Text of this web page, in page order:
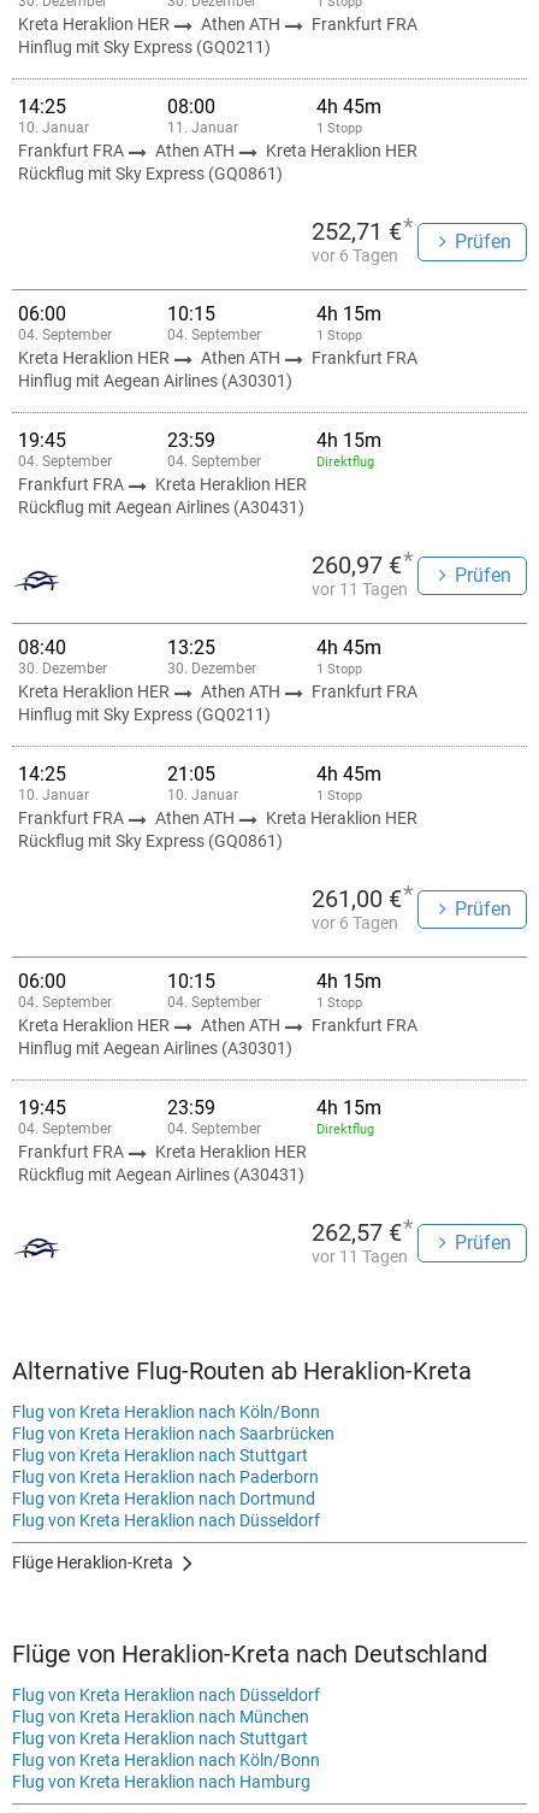
Kreta Heraklion HER Athen ATH
Frankfurt FRA
Hinflug mit Sky Express (GQ0211)
14:25
10. Januar
08:00
11. Januar
4h 45m
1 Stopp
Frankfurt FRA Athen ATH
Kreta Heraklion HER
Rückflug mit Sky Express (GQ0861)
252,71 €*
vor 6 Tagen
Prüfen
06:00
04. September
10:15
04. September
4h 15m
1 Stopp
Kreta Heraklion HER Athen ATH
Frankfurt FRA
Hinflug mit Aegean Airlines (A30301)
19:45
04. September
23:59
04. September
4h 15m
Direktflug
Frankfurt FRA
Kreta Heraklion HER
Rückflug mit Aegean Airlines (A30431)
260,97 €*
vor 11 Tagen
Prüfen
08:40
30. Dezember
13:25
30. Dezember
4h 45m
1 Stopp
Kreta Heraklion HER Athen ATH
Frankfurt FRA
Hinflug mit Sky Express (GQ0211)
14:25
10. Januar
21:05
10. Januar
4h 45m
1 Stopp
Frankfurt FRA Athen ATH
Kreta Heraklion HER
Rückflug mit Sky Express (GQ0861)
261,00 €*
vor 6 Tagen
Prüfen
06:00
04. September
10:15
04. September
4h 15m
1 Stopp
Kreta Heraklion HER Athen ATH
Frankfurt FRA
Hinflug mit Aegean Airlines (A30301)
19:45
04. September
23:59
04. September
4h 15m
Direktflug
Frankfurt FRA
Kreta Heraklion HER
Rückflug mit Aegean Airlines (A30431)
262,57 €*
vor 11 Tagen
Prüfen
Alternative Flug-Routen ab Heraklion-Kreta
Flug von Kreta Heraklion nach Köln/Bonn
Flug von Kreta Heraklion nach Saarbrücken
Flug von Kreta Heraklion nach Stuttgart
Flug von Kreta Heraklion nach Paderborn
Flug von Kreta Heraklion nach Dortmund
Flug von Kreta Heraklion nach Düsseldorf
Flüge Heraklion-Kreta
Flüge von Heraklion-Kreta nach Deutschland
Flug von Kreta Heraklion nach Düsseldorf
Flug von Kreta Heraklion nach München
Flug von Kreta Heraklion nach Stuttgart
Flug von Kreta Heraklion nach Köln/Bonn
Flug von Kreta Heraklion nach Hamburg